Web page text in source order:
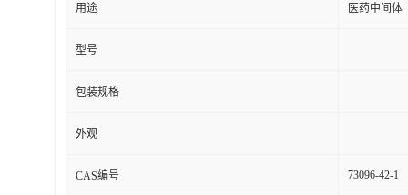
用途 医药中间体
型号
包装规格
外观
CAS编号 73096-42-1